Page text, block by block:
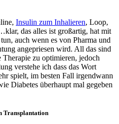
Insulin zum Inhalieren, Loop,
das alles ist großartig, hat mit
auch wenn es von Pharma und
angepriesen wird. All das sind
zu optimieren, jedoch
verstehe ich dass das Wort
spielt, im besten Fall irgendwann
Diabetes überhaupt mal gegeben
Transplantation